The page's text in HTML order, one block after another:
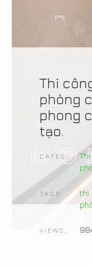
Thi
phòng
phong
tạo.
TAGS thi